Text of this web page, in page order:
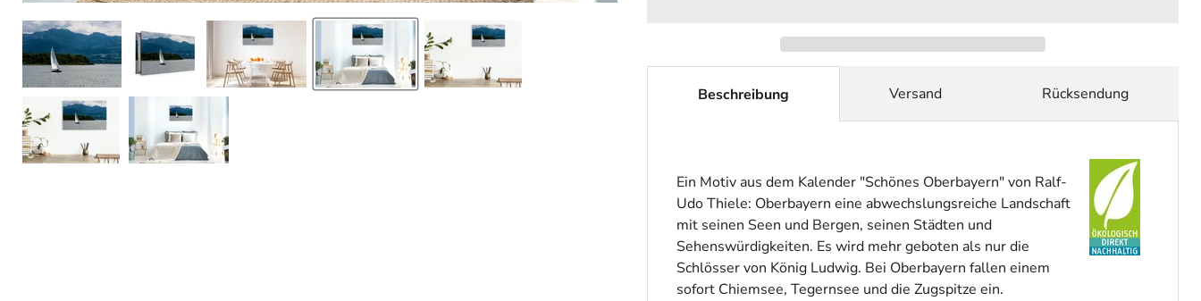
Beschreibung
Ein Motiv aus dem Kalender "Schönes Oberbayern" von Ralf-
Udo Thiele: Oberbayern eine abwechslungsreiche Landschaft
mit seinen Seen und Bergen, seinen Städten und
Sehenswürdigkeiten. Es wird mehr geboten als nur die
Schlösser von König Ludwig. Bei Oberbayern fallen einem
sofort Chiemsee, Tegernsee und die Zugspitze ein.
Versand Rücksendung